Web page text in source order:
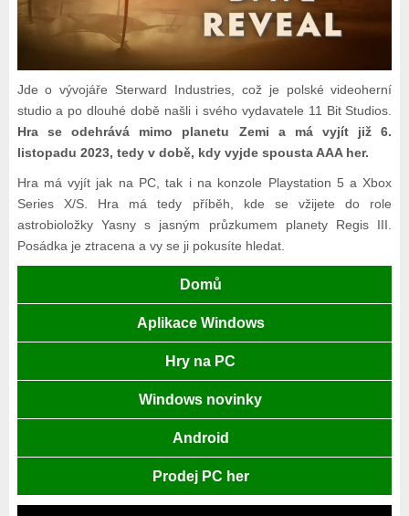
Jde o vývojáře Sterward Industries, což je polské videoherní
studio a po dlouhé době našli i svého vydavatele 11 Bit Studios.
Hra se odehrává mimo planetu Zemi a má vyjít již 6.
listopadu 2023, tedy v době, kdy vyjde spousta AAA her.
Hra má vyjít jak na PC, tak i na konzole Playstation 5 a Xbox
Series X/S. Hra má tedy příběh, kde se vžijete do role
astrobioložky Yasny s jasným průzkumem planety Regis III.
Posádka je ztracena a vy se ji pokusíte hledat.
Domů
Aplikace Windows
Hry na PC
Windows novinky
Android
Prodej PC her